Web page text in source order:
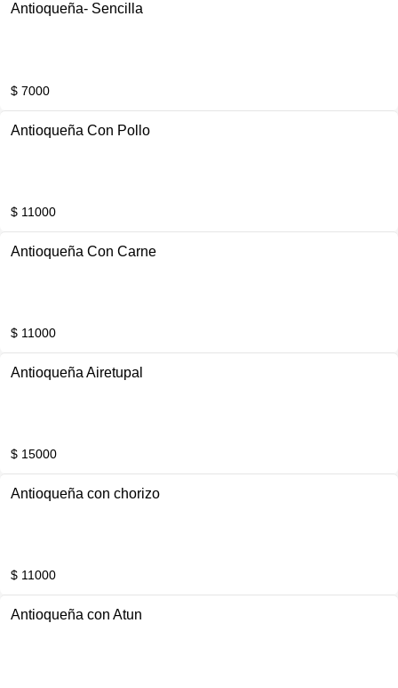
Antioqueña- Sencilla
$ 7000
Antioqueña Con Pollo
$ 11000
Antioqueña Con Carne
$ 11000
Antioqueña Airetupal
$ 15000
Antioqueña con chorizo
$ 11000
Antioqueña con Atun